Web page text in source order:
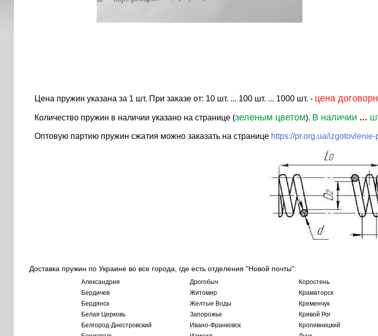
Цена пружин указана за 1 шт. При заказе от: 10 шт. ... 100 шт. ... 1000 шт. - цена
Количество пружин в наличии указано на странице (зеленым цветом). В наличии ...
Оптовую партию пружин сжатия можно заказать на странице https://pr.org.ua/
Доставка пружин по Украине во все города, где есть отделения "Новой почты":
Александрия
Бердичев
Бердянск
Белая Церковь
Белгород-Днестровский
Дрогобыч
Житомир
Желтые Воды
Запорожье
Ивано-Франковск
Коростень
Краматорск
Кременчук
Кривой Рог
Кропивницкий